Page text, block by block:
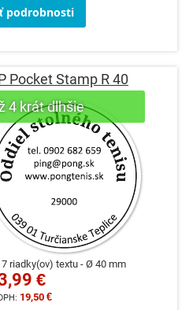
podrobnosti
Pocket Stamp R 40
7 riadky(ov) textu Ø 40 mm
€
19,50 €